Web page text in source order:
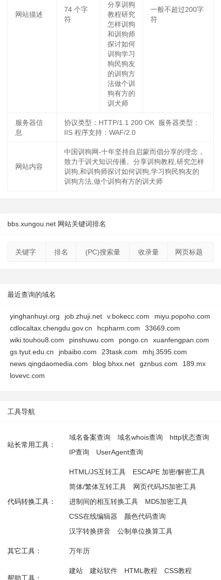
网站描述
74 个字
符
分享训狗
教程研究
怎样训狗
和训狗师
探讨如何
训狗学习
狗民狗友
的训狗方
法做个训
狗有方的
训犬师
一般不超过200字
符
服务器信
息
协议类型：HTTP/1.1 200 OK 服务器类型：
IIS 程序支持：WAF/2.0
网站内容
中国训狗网-十年坚持自启蒙而倡分享的理念，
致力于训犬知识传播。分享训狗教程,研究怎样
训狗,和训狗师探讨如何训狗,学习狗民狗友的
训狗方法,做个训狗有方的训犬师
bbs.xungou.net 网站关键词排名
关键字 排名 (PC)搜索量 收录量 网页标题
最近查询的域名
yinghanhuyi.org job.zhuji.net v.bokecc.com
miyu.popoho.com
cdlocaltax.chengdu.gov.cn
hcpharm.com
33669.com
wiki.touhou8.com
pinshuwu.com pongo.cn
xuanfengpan.com
gs.tyut.edu.cn
jnbaibo.com 23task.com
mhj.3595.com
news.qingdaomedia.com
blog.bhxx.net gznbus.com
189.mx
lovevc.com
工具导航
站长常用工具：
域名备案查询 域名whois查询
http状态查询
IP查询
UserAgent查询
代码转换工具：
HTML/JS互转工具
ESCAPE 加密/解密工具
简体/繁体互转工具
网页代码JS加密工具
进制间的相互转换工具
MD5加密工具
CSS在线编辑器
颜色代码查询
汉字转换拼音
公制单位换算工具
其它工具： 万年历
帮助工具：
建站 建站软件 HTML教程 CSS教程